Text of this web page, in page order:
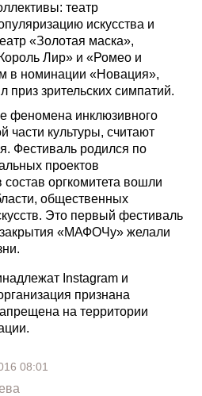
театр
искусства и
«Золотая маска»,
Лир» и «Ромео и
в номинации «Новация»,
приз зрительских симпатий.
феномена инклюзивного
части культуры, считают
Фестиваль родился по
проектов
оргкомитета вошли
общественных
Это первый фестиваль
«МАФОЧу» желали
Instagram и
признана
на территории
08:01